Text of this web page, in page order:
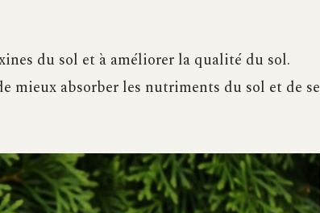
du sol et à améliorer la qualité du sol.
mieux absorber les nutriments du sol et de se